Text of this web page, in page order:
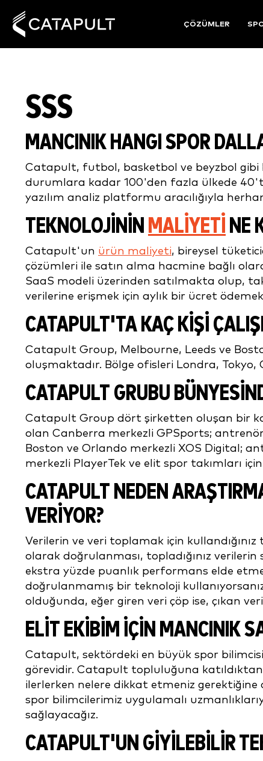
ÇÖZÜMLER
SSS
MANCINIK HANGI SPOR
Catapult, futbol, basketbol ve beyzbol gibi
durumlara kadar 100'den fazla ülkede
yazılım analiz platformu aracılığıyla
TEKNOLOJİNİN MALİYETİ NE
Catapult'un ürün maliyeti, bireysel
çözümleri ile satın alma hacmine bağlı
SaaS modeli üzerinden satılmakta olup,
verilerine erişmek için aylık bir ücret
CATAPULT'TA KAÇ KİŞİ
Catapult Group, Melbourne, Leeds ve
oluşmaktadır. Bölge ofisleri Londra,
CATAPULT GRUBU
Catapult Group dört şirketten oluşan bir
olan Canberra merkezli GPSports;
Boston ve Orlando merkezli XOS Digital;
merkezli PlayerTek ve elit spor takımları
CATAPULT NEDEN
VERİYOR?
Verilerin ve veri toplamak için
olarak doğrulanması, topladığınız
ekstra yüzde puanlık performans elde
doğrulanmamış bir teknoloji
olduğunda, eğer giren veri çöp ise, çıkan
ELİT EKİBİM İÇİN MANCINIK
Catapult, sektördeki en büyük spor bilimcisi
görevidir. Catapult topluluğuna
ilerlerken nelere dikkat etmeniz gerektiğine
spor bilimcilerimiz uygulamalı
sağlayacağız.
CATAPULT'UN GİYİLEBİLİR